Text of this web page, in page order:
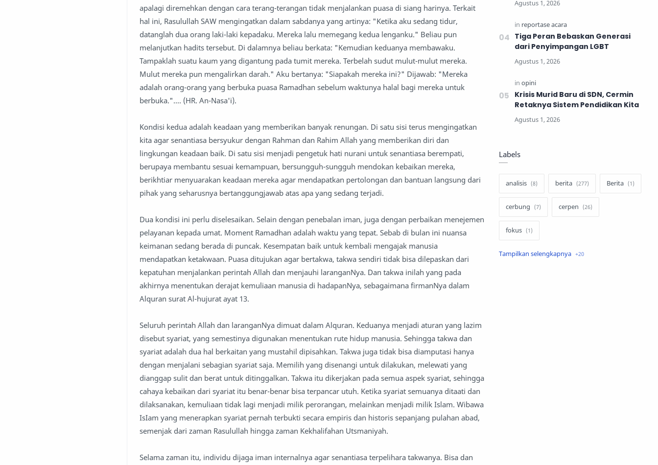
apalagi diremehkan dengan cara terang-terangan tidak menjalankan puasa di siang harinya. Terkait
hal ini, Rasulullah SAW mengingatkan dalam sabdanya yang artinya: "Ketika aku sedang tidur,
datanglah dua orang laki-laki kepadaku. Mereka lalu memegang kedua lenganku." Beliau pun
melanjutkan hadits tersebut. Di dalamnya beliau berkata: "Kemudian keduanya membawaku.
Tampaklah suatu kaum yang digantung pada tumit mereka. Terbelah sudut mulut-mulut mereka.
Mulut mereka pun mengalirkan darah." Aku bertanya: "Siapakah mereka ini?" Dijawab: "Mereka
adalah orang-orang yang berbuka puasa Ramadhan sebelum waktunya halal bagi mereka untuk
berbuka.".... (HR. An-Nasa'i).
Kondisi kedua adalah keadaan yang memberikan banyak renungan. Di satu sisi terus mengingatkan
kita agar senantiasa bersyukur dengan Rahman dan Rahim Allah yang memberikan diri dan
lingkungan keadaan baik. Di satu sisi menjadi pengetuk hati nurani untuk senantiasa berempati,
berupaya membantu sesuai kemampuan, bersungguh-sungguh mendokan kebaikan mereka,
berikhtiar menyuarakan keadaan mereka agar mendapatkan pertolongan dan bantuan langsung dari
pihak yang seharusnya bertanggungjawab atas apa yang sedang terjadi.
Dua kondisi ini perlu diselesaikan. Selain dengan penebalan iman, juga dengan perbaikan menejemen
pelayanan kepada umat. Moment Ramadhan adalah waktu yang tepat. Sebab di bulan ini nuansa
keimanan sedang berada di puncak. Kesempatan baik untuk kembali mengajak manusia
mendapatkan ketakwaan. Puasa ditujukan agar bertakwa, takwa sendiri tidak bisa dilepaskan dari
kepatuhan menjalankan perintah Allah dan menjauhi laranganNya. Dan takwa inilah yang pada
akhirnya menentukan derajat kemuliaan manusia di hadapanNya, sebagaimana firmanNya dalam
Alquran surat Al-hujurat ayat 13.
Seluruh perintah Allah dan laranganNya dimuat dalam Alquran. Keduanya menjadi aturan yang lazim
disebut syariat, yang semestinya digunakan menentukan rute hidup manusia. Sehingga takwa dan
syariat adalah dua hal berkaitan yang mustahil dipisahkan. Takwa juga tidak bisa diamputasi hanya
dengan menjalani sebagian syariat saja. Memilih yang disenangi untuk dilakukan, melewati yang
dianggap sulit dan berat untuk ditinggalkan. Takwa itu dikerjakan pada semua aspek syariat, sehingga
cahaya kebaikan dari syariat itu benar-benar bisa terpancar utuh. Ketika syariat semuanya ditaati dan
dilaksanakan, kemuliaan tidak lagi menjadi milik perorangan, melainkan menjadi milik Islam. Wibawa
IsIam yang menerapkan syariat pernah terbukti secara empiris dan historis sepanjang pulahan abad,
semenjak dari zaman Rasulullah hingga zaman Kekhalifahan Utsmaniyah.
Selama zaman itu, individu dijaga iman internalnya agar senantiasa terpelihara takwanya. Bisa dan
Tiga Peran Bebaskan Generasi
dari Penyimpangan LGBT
Krisis Murid Baru di SDN, Cermin
Retaknya Sistem Pendidikan Kita
Labels
analisis berita Berita
cerbung cerpen
fokus
hukum internasional